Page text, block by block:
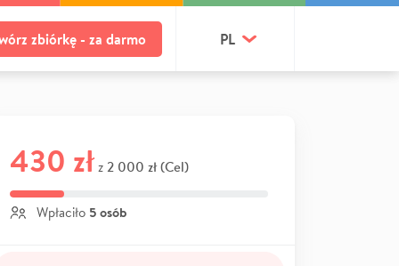
zbiórkę - za darmo PL
430 zł z 2 000 zł (Cel)
Wpłaciło 5 osób